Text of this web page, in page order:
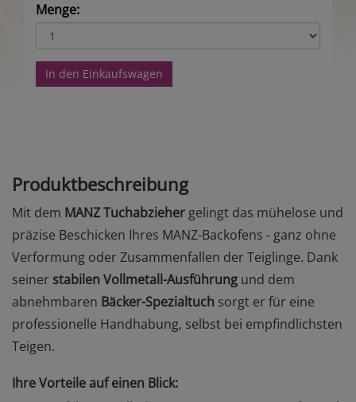
Menge:
In den Einkaufswagen
Produktbeschreibung
Mit dem MANZ Tuchabzieher gelingt das mühelose und
präzise Beschicken Ihres MANZ-Backofens - ganz ohne
Verformung oder Zusammenfallen der Teiglinge. Dank
seiner stabilen Vollmetall-Ausführung und dem
abnehmbaren Bäcker-Spezialtuch sorgt er für eine
professionelle Handhabung, selbst bei empfindlichsten
Teigen.
Ihre Vorteile auf einen Blick: